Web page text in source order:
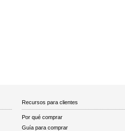
Recursos para clientes
Por qué comprar
Guía para comprar